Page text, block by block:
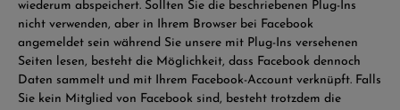
wiederum abspeichert. Sollten Sie die beschriebenen Plug-Ins
nicht verwenden, aber in Ihrem Browser bei Facebook
angemeldet sein während Sie unsere mit Plug-Ins versehenen
Seiten lesen, besteht die Möglichkeit, dass Facebook dennoch
Daten sammelt und mit Ihrem Facebook-Account verknüpft. Falls
Sie kein Mitglied von Facebook sind, besteht trotzdem die